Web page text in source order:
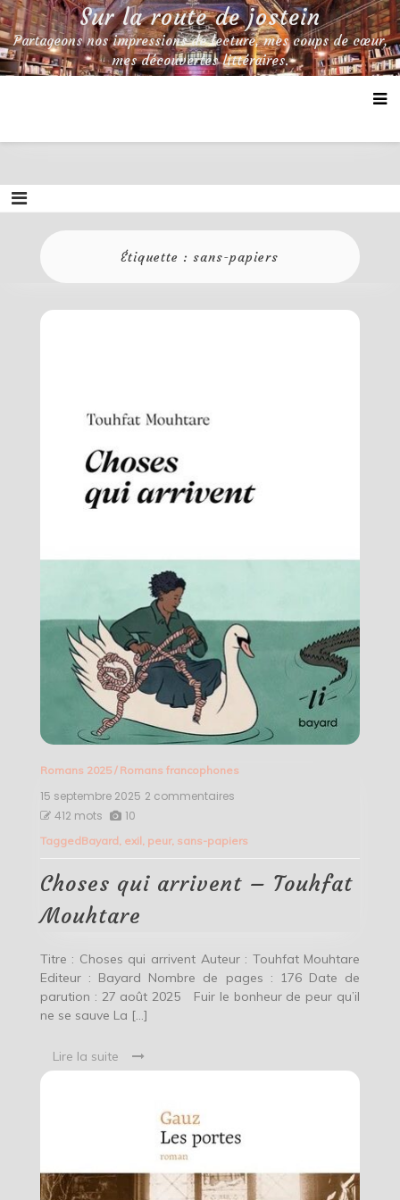
Skip
to
content
Sur la route de jostein
Partageons nos impressions de lecture, mes coups de cœur,
mes découvertes littéraires.
Étiquette :sans-papiers
Romans 2025/ Romans francophones
15 septembre 2025 2 commentaires
arrivent
Touhfat
Mouhtare
412 mots 10
TaggedBayard, exil, peur, sans-papiers
Choses qui arrivent – Touhfat
Mouhtare
Titre : Choses qui arrivent Auteur : Touhfat Mouhtare
Editeur : Bayard Nombre de pages : 176 Date de
parution : 27 août 2025 Fuir le bonheur de peur qu’il
ne se sauve La […]
Lire la suite